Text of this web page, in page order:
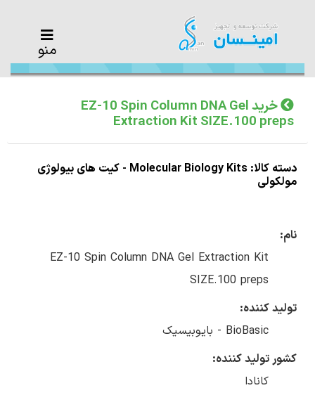
منو
خرید EZ-10 Spin Column DNA Gel
Extraction Kit SIZE.100 preps
دسته کالا: Molecular Biology Kits - کیت های بیولوژی
مولکولی
نام:
EZ-10 Spin Column DNA Gel Extraction Kit
SIZE.100 preps
تولید کننده:
BioBasic - بایوبیسیک
کشور تولید کننده:
کانادا